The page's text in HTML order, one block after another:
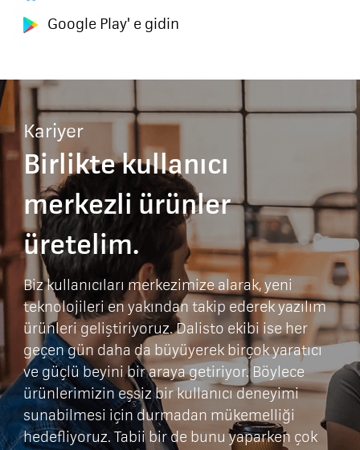
Google Play' e gidin
Kariyer
Birlikte kullanıcı
merkezli ürünler
üretelim.
Biz kullanıcıları merkezimize alarak, yeni
teknolojileri en yakından takip ederek yazılım
ürünleri geliştiriyoruz. Dalisto ekibi ise her
geçen gün daha da büyüyerek birçok yaratıcı
ve güçlü beyini bir araya getiriyor. Böylece
ürünlerimizin eşsiz bir kullanıcı deneyimi
sunabilmesi için durmadan mükemelliği
hedefliyoruz. Tabii bir de bunu yaparken çok